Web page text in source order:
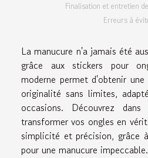
Finalisation et entretien
Erreurs à
La manucure n'a jamais été
grâce aux stickers pour
moderne permet d'obtenir
originalité sans limites,
occasions. Découvrez
transformer vos ongles en
simplicité et précision, grâce
pour une manucure impeccable.